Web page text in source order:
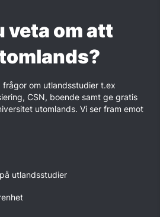
veta om att
frågor om utlandsstudier t.ex
CSN, boende samt ge gratis
utomlands. Vi ser fram emot
utlandsstudier